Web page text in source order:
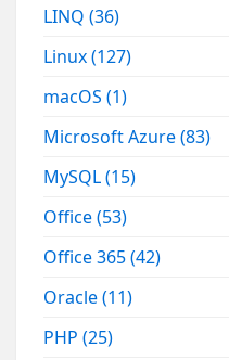
LINQ(36)
Linux(127)
macOS(1)
Microsoft Azure(83)
MySQL(15)
Office(53)
Office 365(42)
Oracle(11)
PHP(25)